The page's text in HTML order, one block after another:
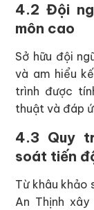
4.2 Đội
môn cao
Sở hữu đội
và am hiểu
trình được
thuật và đáp
4.3 Quy
soát tiến
Từ khâu khảo
An Thịnh